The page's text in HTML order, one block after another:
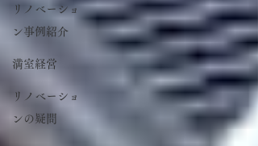
リノベーショ
ン事例紹介
満室経営
リノベーショ
ンの疑問